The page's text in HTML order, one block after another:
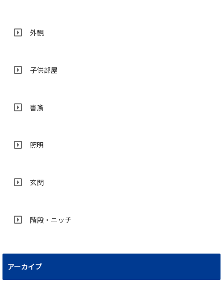
外観
子供部屋
書斎
照明
玄関
階段・ニッチ
アーカイブ